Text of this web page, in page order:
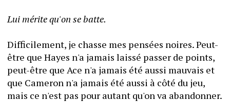
Lui mérite qu'on se batte.
Difficilement, je chasse mes pensées noires. Peut-
être que Hayes n'a jamais laissé passer de points,
peut-être que Ace n'a jamais été aussi mauvais et
que Cameron n'a jamais été aussi à côté du jeu,
mais ce n'est pas pour autant qu'on va abandonner.